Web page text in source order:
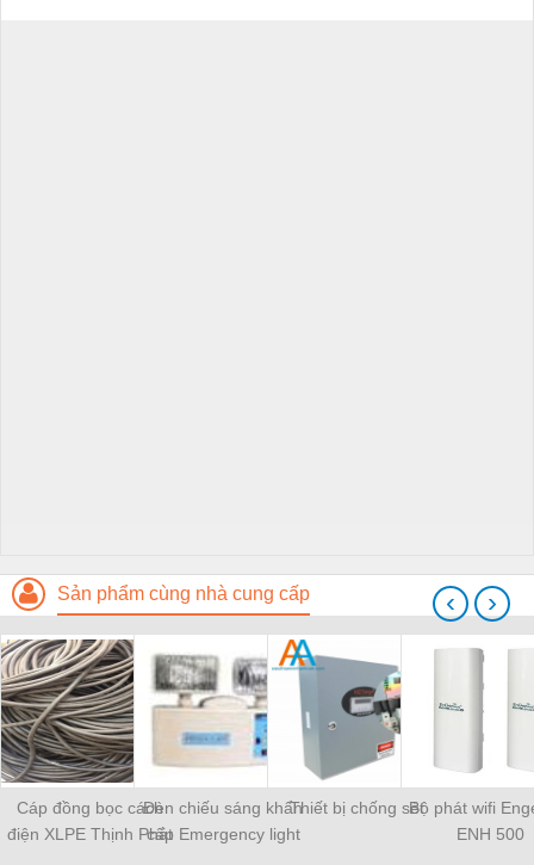
Sản phẩm cùng nhà cung cấp
Cáp đồng bọc cách
điện XLPE Thịnh Phát
Đèn chiếu sáng khẩn
cấp Emergency light
Thiết bị chống sétBộ phát wifi
ENH 500
‹ ›